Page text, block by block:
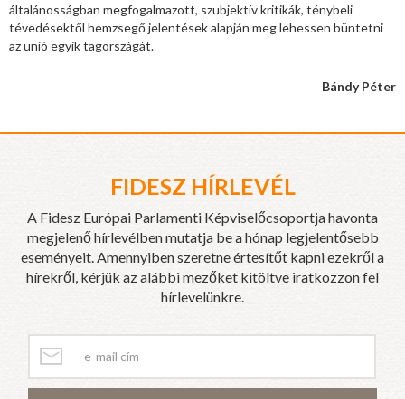
általánosságban megfogalmazott, szubjektív kritikák, ténybeli
tévedésektől hemzsegő jelentések alapján meg lehessen büntetni
az unió egyik tagországát.
Bándy Péter
FIDESZ HÍRLEVÉL
A Fidesz Európai Parlamenti Képviselőcsoportja havonta
megjelenő hírlevélben mutatja be a hónap legjelentősebb
eseményeit. Amennyiben szeretne értesítőt kapni ezekről a
hírekről, kérjük az alábbi mezőket kitöltve iratkozzon fel
hírlevelünkre.